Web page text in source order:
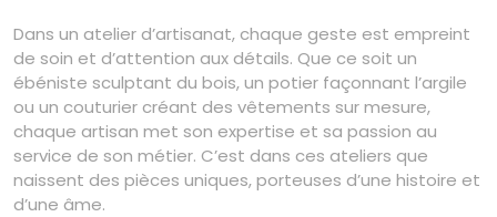
Dans un atelier d’artisanat, chaque geste est empreint
de soin et d’attention aux détails. Que ce soit un
ébéniste sculptant du bois, un potier façonnant l’argile
ou un couturier créant des vêtements sur mesure,
chaque artisan met son expertise et sa passion au
service de son métier. C’est dans ces ateliers que
naissent des pièces uniques, porteuses d’une histoire et
d’une âme.